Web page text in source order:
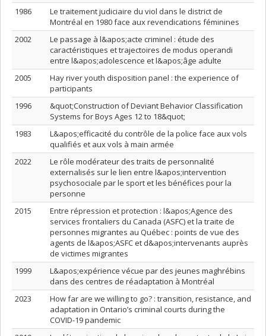
1986
Le traitement judiciaire du viol dans le district de
Montréal en 1980 face aux revendications féminines
2002
Le passage à l&apos;acte criminel : étude des
caractéristiques et trajectoires de modus operandi
entre l&apos;adolescence et l&apos;âge adulte
2005
Hay river youth disposition panel : the experience of
participants
1996
&quot;Construction of Deviant Behavior Classification
Systems for Boys Ages 12 to 18&quot;
1983
L&apos;efficacité du contrôle de la police face aux vols
qualifiés et aux vols à main armée
2022
Le rôle modérateur des traits de personnalité
externalisés sur le lien entre l&apos;intervention
psychosociale par le sport et les bénéfices pour la
personne
2015
Entre répression et protection : l&apos;Agence des
services frontaliers du Canada (ASFC) et la traite de
personnes migrantes au Québec : points de vue des
agents de l&apos;ASFC et d&apos;intervenants auprès
de victimes migrantes
1999
L&apos;expérience vécue par des jeunes maghrébins
dans des centres de réadaptation à Montréal
2023
How far are we willing to go? : transition, resistance, and
adaptation in Ontario’s criminal courts during the
COVID-19 pandemic